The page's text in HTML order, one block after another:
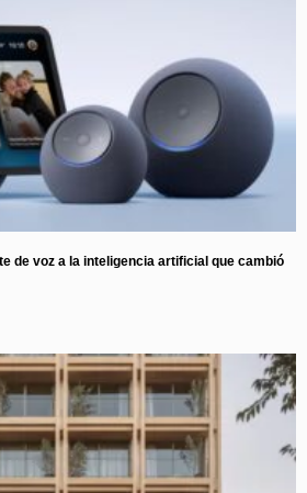
de voz a la inteligencia artificial que cambió